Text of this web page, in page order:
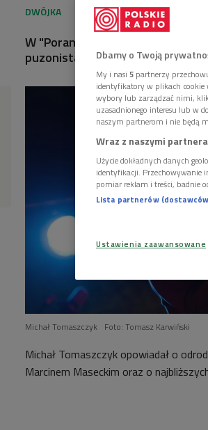
W "Poranku Dwójki" odwiedził
puzonista, założyciel kwartetu
Michał Tomaszczyk Foto: Tomasz Karwiński
Michał Tomaszczyk opowiadał o
Marcinem Maseckim oraz o
Dbamy o Twoją
My i nasi 5 partnerzy
identyfikatory w plikach cookie
wybory lub zarządzać nimi,
uzasadnionego interesu lub w
naszym partnerom i nie będą
Wraz z naszymi
Użycie dokładnych danych
identyfikacji. Przechowywanie
pomiar reklam i treści, badnie
Lista partnerów
Ustawienia zaawansowane